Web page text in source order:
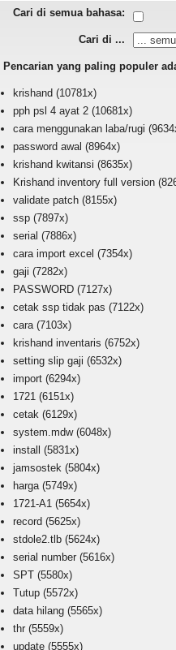
Cari di semua bahasa:
Cari di ...
Pencarian yang paling populer
krishand (10781x)
pph psl 4 ayat 2 (10681x)
cara menggunakan laba/rugi
password awal (8964x)
krishand kwitansi (8635x)
Krishand inventory full version
validate patch(8155x)
ssp(7897x)
serial (7886x)
cara import excel (7354x)
gaji (7282x)
PASSWORD (7127x)
cetak ssp tidak pas (7122x)
cara (7103x)
krishand inventaris (6752x)
setting slip gaji (6532x)
import (6294x)
1721 (6151x)
cetak (6129x)
system.mdw(6048x)
install (5831x)
jamsostek (5804x)
harga (5749x)
1721-A1 (5654x)
record (5625x)
stdole2.tlb (5624x)
serial number (5616x)
SPT (5580x)
Tutup (5572x)
data hilang (5565x)
thr (5559x)
update (5555x)